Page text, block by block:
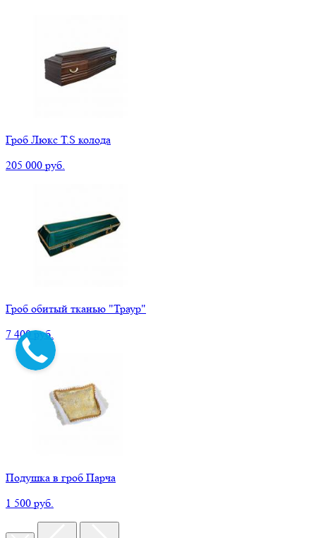
Гроб Люкс Т.S колода
205 000 руб.
Гроб обитый тканью "Траур"
7 400 руб.
Подушка в гроб Парча
1 500 руб.